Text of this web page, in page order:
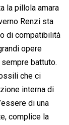
la pillola amara
Renzi sta
di compatibilità
opere
battuto.
che ci
interna di
di una
complice la